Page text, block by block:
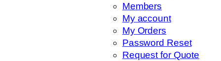
Members
My account
My Orders
Password Reset
Request for Quote